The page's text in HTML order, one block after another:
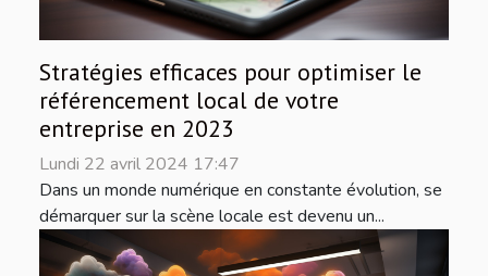
Stratégies efficaces pour optimiser le
référencement local de votre
entreprise en 2023
Lundi 22 avril 2024 17:47
Dans un monde numérique en constante évolution, se
démarquer sur la scène locale est devenu un...